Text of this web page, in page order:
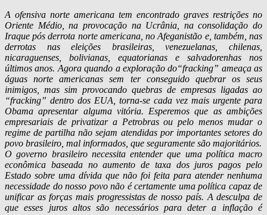
A ofensiva norte americana tem encontrado graves restrições no
Oriente Médio, na provocação na Ucrânia, na consolidação do
Iraque pós derrota norte americana, no Afeganistão e, também, nas
derrotas nas eleições brasileiras, venezuelanas, chilenas,
nicaraguenses, bolivianas, equatorianas e salvadorenhas nos
últimos anos. Agora quando a exploração do“fracking” ameaça as
águas norte americanas sem ter conseguido quebrar os seus
inimigos, mas sim provocando quebras de empresas ligadas ao
“fracking” dentro dos EUA, torna-se cada vez mais urgente para
Obama apresentar alguma vitória. Esperemos que as ambições
empresariais de privatizar a Petrobras ou pelo menos mudar o
regime de partilha não sejam atendidas por importantes setores do
povo brasileiro, mal informados, que seguramente são majoritários.
O governo brasileiro necessita entender que uma política macro
econômica baseada no aumento de taxa dos juros pagos pelo
Estado sobre uma dívida que não foi feita para atender nenhuma
necessidade do nosso povo não é certamente uma política capaz de
unificar as forças mais progressistas de nosso país. A desculpa de
que esses juros altos são necessários para deter a inflação é